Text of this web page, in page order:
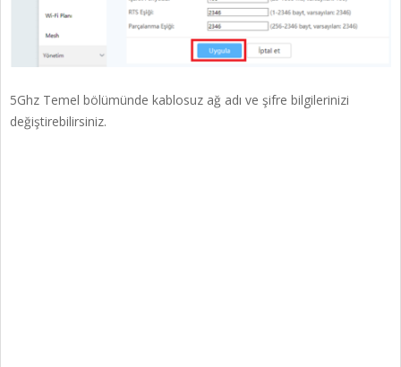
5Ghz Temel bölümünde kablosuz ağ adı ve şifre bilgilerinizi
değiştirebilirsiniz.